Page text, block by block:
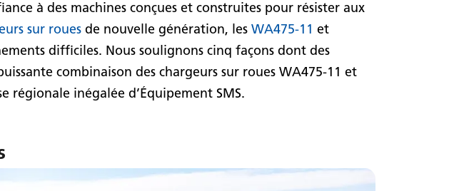
à des machines conçues et construites pour résister aux
sur roues de nouvelle génération, les WA475-11 et
difficiles. Nous soulignons cinq façons dont des
combinaison des chargeurs sur roues WA475-11 et
régionale inégalée d’Équipement SMS.